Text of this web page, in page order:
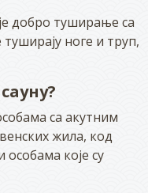
добро туширање са
ноге и труп,
са акутним
жила, код
које су